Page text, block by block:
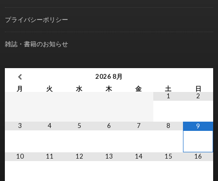
プライバシーポリシー
雑誌・書籍のお知らせ
2026 8月
月
火 水 木 金 土
日
1
2
3 4 5 6 7 8 9
10 11 12 13 14 15 16